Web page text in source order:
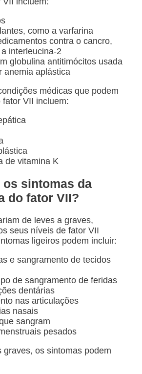
como a varfarina
contra o cancro,
interleucina-2
globulina antitimócitos usada
anemia aplástica
médicas que podem
VII incluem:
de vitamina K
os sintomas da
do fator VII?
de leves a graves,
seus níveis de fator VII
ligeiros podem incluir:
e sangramento de tecidos
de sangramento de feridas
dentárias
nas articulações
nasais
sangram
pesados
graves, os sintomas podem